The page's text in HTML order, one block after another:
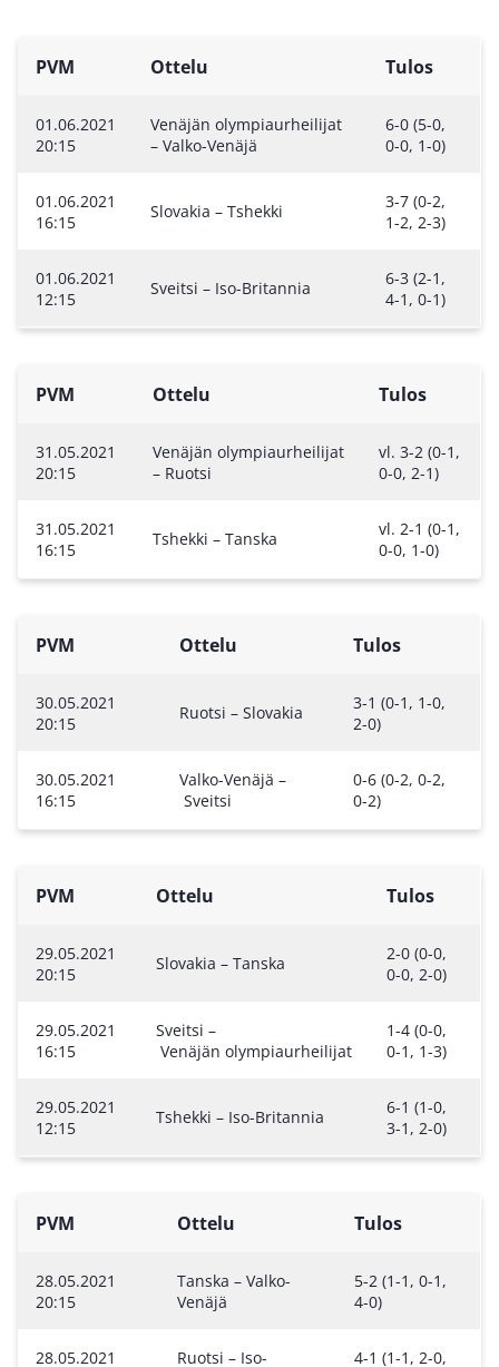
PVM Ottelu Tulos
01.06.2021
20:15
Venäjän olympiaurheilijat
– Valko-Venäjä
6-0 (5-0,
0-0, 1-0)
01.06.2021
16:15
Slovakia – Tshekki
3-7 (0-2,
1-2, 2-3)
01.06.2021
12:15
Sveitsi – Iso-Britannia
6-3 (2-1,
4-1, 0-1)
PVM Ottelu Tulos
31.05.2021
20:15
Venäjän olympiaurheilijat
– Ruotsi
vl. 3-2 (0-1,
0-0, 2-1)
31.05.2021
16:15
Tshekki – Tanska
vl. 2-1 (0-1,
0-0, 1-0)
PVM Ottelu Tulos
30.05.2021
20:15
Ruotsi – Slovakia
3-1 (0-1, 1-0,
2-0)
30.05.2021
16:15
Valko-Venäjä –
Sveitsi
0-6 (0-2, 0-2,
0-2)
PVM Ottelu Tulos
29.05.2021
20:15
Slovakia – Tanska
2-0 (0-0,
0-0, 2-0)
29.05.2021
16:15
Sveitsi –
Venäjän olympiaurheilijat
1-4 (0-0,
0-1, 1-3)
29.05.2021
12:15
Tshekki – Iso-Britannia
6-1 (1-0,
3-1, 2-0)
PVM Ottelu Tulos
28.05.2021
20:15
Tanska – Valko-
Venäjä
5-2 (1-1, 0-1,
4-0)
28.05.2021
Ruotsi – Iso-
4-1 (1-1, 2-0,